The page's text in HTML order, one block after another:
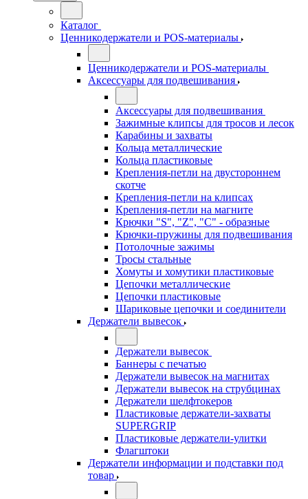
Каталог
Ценникодержатели и POS-материалы
Ценникодержатели и POS-материалы
Аксессуары для подвешивания
Аксессуары для подвешивания
Зажимные клипсы для тросов и лесок
Карабины и захваты
Кольца металлические
Кольца пластиковые
Крепления-петли на двустороннем
скотче
Крепления-петли на клипсах
Крепления-петли на магните
Крючки "S", "Z", "C" - образные
Крючки-пружины для подвешивания
Потолочные зажимы
Тросы стальные
Хомуты и хомутики пластиковые
Цепочки металлические
Цепочки пластиковые
Шариковые цепочки и соединители
Держатели вывесок
Держатели вывесок
Баннеры с печатью
Держатели вывесок на магнитах
Держатели вывесок на струбцинах
Держатели шелфтокеров
Пластиковые держатели-захваты
SUPERGRIP
Пластиковые держатели-улитки
Флагштоки
Держатели информации и подставки под
товар